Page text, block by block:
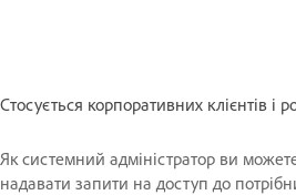
Стосується корпоративних клієнтів і
Як системний адміністратор ви
надавати запити на доступ до